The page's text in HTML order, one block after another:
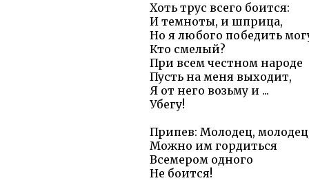
Хоть трус всего боится:
И темноты, и шприца,
Но я любого победить
Кто смелый?
При всем честном народе
Пусть на меня выходит,
Я от него возьму и ...
Убегу!
Припев: Молодец,
Можно им гордиться
Всемером одного
Не боится!